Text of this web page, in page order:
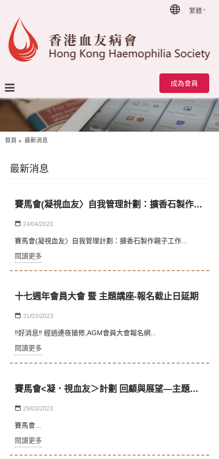
繁體
成為會員
首頁 最新消息
最新消息
賽馬會(凝視血友〉自我管理計劃：擴香石製作親子工作坊2.0
24/04/2023
賽馬會(凝視血友〉自我管理計劃：擴香石製作親子工作...
閱讀更多
十七週年會員大會 暨 主題講座-報名截止日延期
31/03/2023
‼️好消息‼️ 經過連夜搶修,AGM會員大會報名網...
閱讀更多
賽馬會<凝．視血友＞計劃 回顧與展望—主題講座
29/03/2023
賽馬會...
閱讀更多